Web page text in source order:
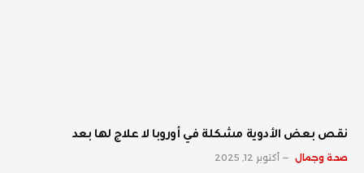
نقص بعض الأدوية مشكلة في أوروبا لا علاج لها بعد
صحة وجمال أكتوبر 12, 2025